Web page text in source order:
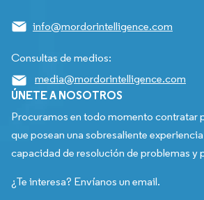
info@mordorintelligence.com
Consultas de medios:
media@mordorintelligence.com
ÚNETE A NOSOTROS
Procuramos en todo momento contratar
que posean una sobresaliente
capacidad de resolución de problemas y
¿Te interesa? Envíanos un email.